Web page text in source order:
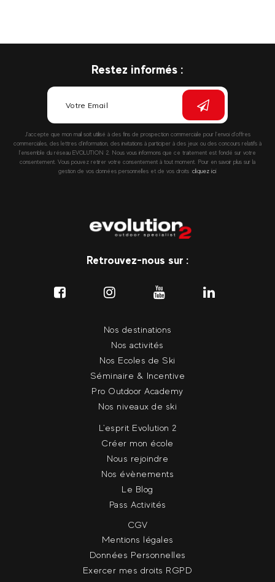
Restez informés :
J’accepte que mon mail soit utilisé à des fins de prospection commerciale pour l’envoi d’offres
commerciales, des lettres d’information, des invitations à participer à des jeux ou des concours relatifs à
l’ensemble du réseau EVOLUTION 2. Nous vous informons que ce traitement est fondé sur votre
consentement. Vous pouvez retirer votre consentement à tout moment. Pour en savoir plus sur la
gestion de vos données personnelles et de vos droits :cliquez ici
Retrouvez-nous sur :
Nos destinations
Nos activités
Nos Ecoles de Ski
Séminaire & Incentive
Pro Outdoor Academy
Nos niveaux de ski
L'esprit Evolution 2
Créer mon école
Nous rejoindre
Nos évènements
Le Blog
Pass Activités
CGV
Mentions légales
Données Personnelles
Exercer mes droits RGPD